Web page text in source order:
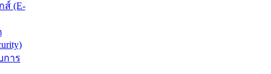
ส์ (E-
การ